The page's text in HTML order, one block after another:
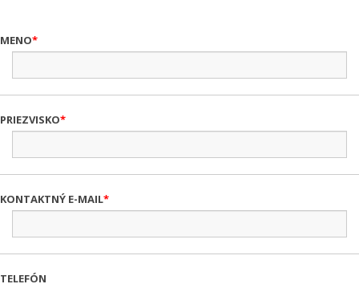
MENO
PRIEZVISKO
KONTAKTNÝ E-MAIL
TELEFÓN